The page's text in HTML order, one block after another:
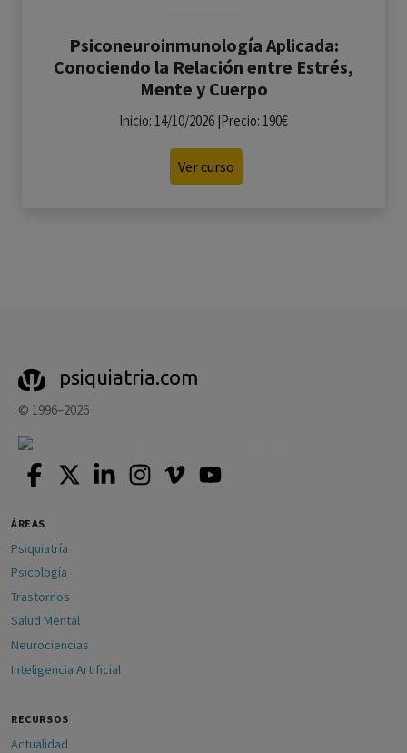
Psiconeuroinmunología Aplicada:
Conociendo la Relación entre Estrés,
Mente y Cuerpo
Inicio: 14/10/2026 |Precio: 190€
Ver curso
psiquiatria.com
© 1996–2026
ÁREAS
Psiquiatría
Psicología
Trastornos
Salud Mental
Neurociencias
Inteligencia Artificial
RECURSOS
Actualidad